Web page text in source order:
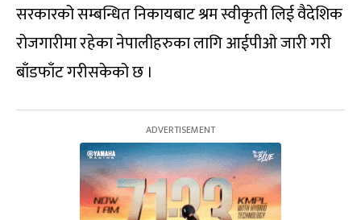
सरकारको सम्बन्धित निकायबाट श्रम स्वीकृती लिई वैदेशिक
रोजगारीमा रहेका नेपालीहरुका लागि आईपीओ जारी गरी
बाँडफाँट गरीसकेको छ ।